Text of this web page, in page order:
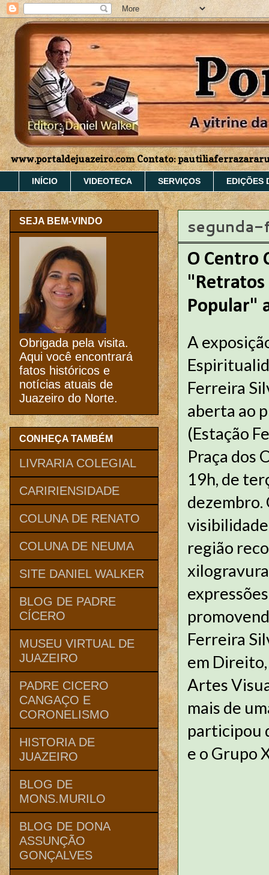
www.portaldejuazeiro.com Contato:
INÍCIO VIDEOTECA SERVIÇOS EDIÇÕES
O Centro
"Retratos
Popular"
A
Ferreira
aberta ao
(Estação
Praça dos
19h, de
dezembro.
região
Ferreira
em
Artes
mais de
participou
e o Grupo
SEJA BEM-VINDO
Obrigada pela visita.
Aqui você encontrará
fatos históricos e
notícias atuais de
Juazeiro do Norte.
CONHEÇA TAMBÉM
LIVRARIA COLEGIAL
CARIRIENSIDADE
COLUNA DE RENATO
COLUNA DE NEUMA
SITE DANIEL WALKER
BLOG DE PADRE
CÍCERO
MUSEU VIRTUAL DE
JUAZEIRO
PADRE CICERO
CANGAÇO E
CORONELISMO
HISTORIA DE
JUAZEIRO
BLOG DE
MONS.MURILO
BLOG DE DONA
ASSUNÇÃO
GONÇALVES